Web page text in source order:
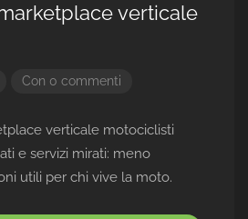
verticale
Con 0 commenti
verticale motociclisti
e servizi mirati: meno
utili per chi vive la moto.